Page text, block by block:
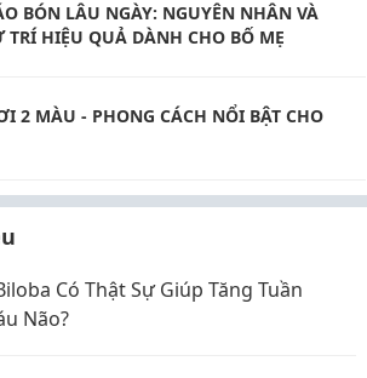
BÓN LÂU NGÀY: NGUYÊN NHÂN VÀ
TRÍ HIỆU QUẢ DÀNH CHO BỐ MẸ
2 MÀU - PHONG CÁCH NỔI BẬT CHO
Có Thật Sự Giúp Tăng Tuần
Não?